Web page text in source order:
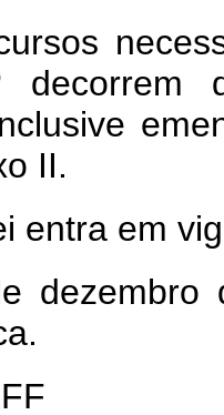
II.
entra em
dezembro